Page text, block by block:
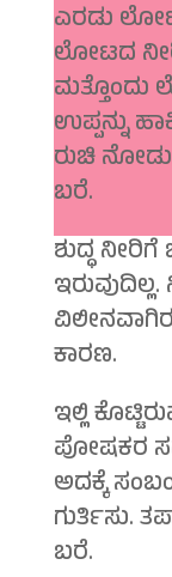
ಎರಡು ಲೋಟ
ಲೋಟದ
ಉಪ್ಪನ್ನು
ರುಚಿ
ಬರೆ.
ಶುದ್ಧ
ಕಾರಣ.
ಇಲ್ಲಿ
ಪೋಷಕರ
ಅದಕ್ಕೆ
ಗುರ್ತಿಸು.
ಬರೆ.